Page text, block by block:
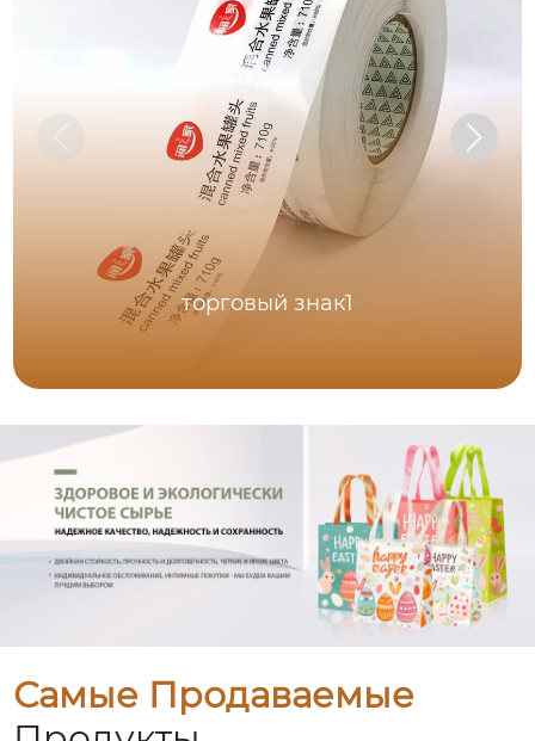
торговый знак1
Самые Продаваемые